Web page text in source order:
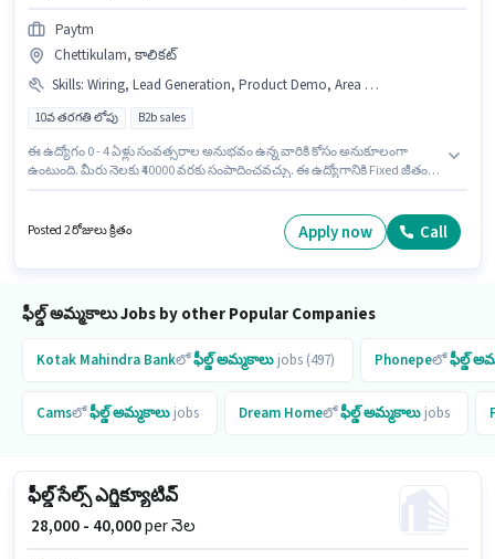
Paytm
Chettikulam, కాలికట్
Skills: Wiring, Lead Generation, Product Demo, Area Knowledge
10వ తరగతి లోపు B2b sales
ఈ ఉద్యోగం 0 - 4 ఏళ్లు సంవత్సరాల అనుభవం ఉన్న వారికి కోసం అనుకూలంగా
ఉంటుంది. మీరు నెలకు ₹40000 వరకు సంపాదించవచ్చు. ఈ ఉద్యోగానికి Fixed జీతం
మరియు కంపెనీ పాలసీలపై ఆధారపడి ఇప్పించబడతాయి. ఈ ఖాళీ Chettikulam,
కాలికట్ లో ఉంది. ఈ ఉద్యోగానికి అభ్యర్థి వద్ద Lead Generation, Product Demo,
Posted 2 రోజులు క్రితం Apply now Call
ఫీల్డ్ అమ్మకాలు Jobs by other Popular Companies
Kotak Mahindra Bankలోఫీల్డ్ అమ్మకాలు jobs (497) Phonepeలోఫీల్డ్
Camsలోఫీల్డ్ అమ్మకాలు jobs Dream Homeలోఫీల్డ్ అమ్మకాలు jobs
ఫీల్డ్ సేల్స్ ఎగ్జిక్యూటివ్
₹ 28,000 - 40,000per నెల